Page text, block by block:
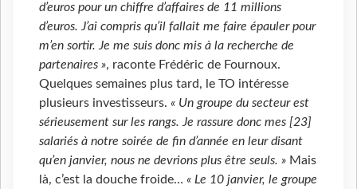
d’euros pour un chiffre d’affaires de 11 millions
d’euros. J’ai compris qu’il fallait me faire épauler pour
m’en sortir. Je me suis donc mis à la recherche de
partenaires », raconte Frédéric de Fournoux.
Quelques semaines plus tard, le TO intéresse
plusieurs investisseurs. « Un groupe du secteur est
sérieusement sur les rangs. Je rassure donc mes [23]
salariés à notre soirée de fin d’année en leur disant
qu’en janvier, nous ne devrions plus être seuls. » Mais
là, c’est la douche froide… « Le 10 janvier, le groupe